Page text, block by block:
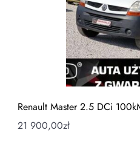
Renault Master 2.5 DCi
21 900,00zł